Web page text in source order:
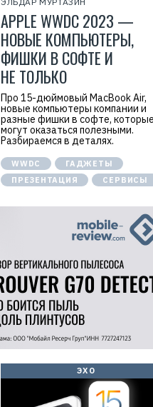
APPLE WWDC 2023 —
НОВЫЕ КОМПЬЮТЕРЫ,
ФИШКИ В СОФТЕ И
НЕ ТОЛЬКО
Про 15-дюймовый MacBook Air,
новые компьютеры компании и
разные фишки в софте,
могут оказаться полезными.
Разбираемся в деталях.
WWDC
ГАДЖЕТЫ
ПРЕЗЕНТАЦИЯ
СЕРВИСЫ
ЭХО